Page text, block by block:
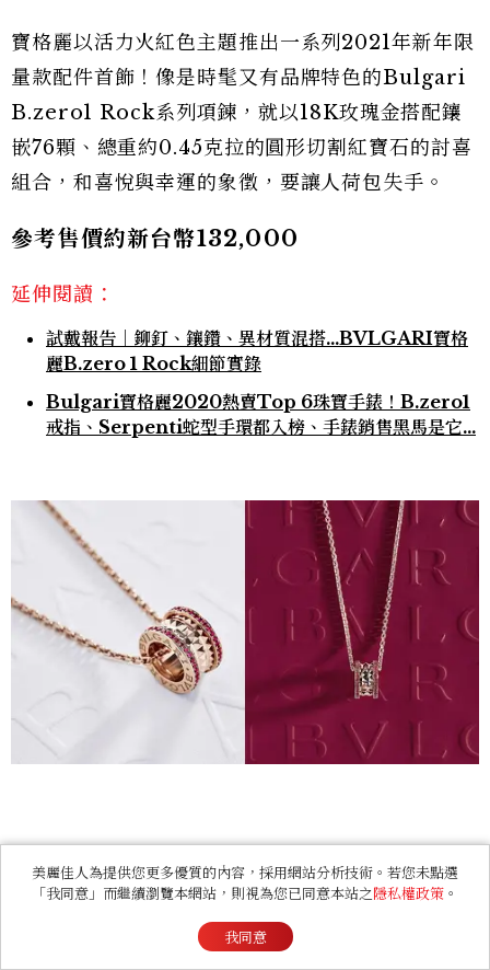
寶格麗以活力火紅色主題推出一系列2021年新年限
量款配件首飾！像是時髦又有品牌特色的Bulgari
B.zero1 Rock系列項鍊，就以18K玫瑰金搭配鑲
嵌76顆、總重約0.45克拉的圓形切割紅寶石的討喜
組合，和喜悅與幸運的象徵，要讓人荷包失手。
參考售價約新台幣132,000
延伸閱讀：
試戴報告｜鉚釘、鑲鑽、異材質混搭…BVLGARI寶格
麗B.zero 1 Rock細節實錄
Bulgari寶格麗2020熱賣Top 6珠寶手錶！B.zero1
戒指、Serpenti蛇型手環都入榜、手錶銷售黑馬是它...
本文圖輯
美麗佳人為提供您更多優質的內容，採用網站分析技術。若您未點選
「我同意」而繼續瀏覽本網站，則視為您已同意本站之隱私權政策 。
我同意